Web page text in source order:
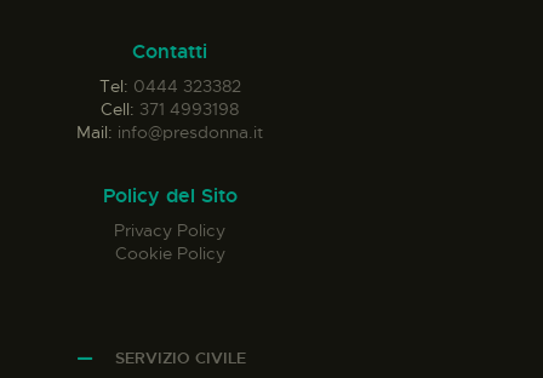
Contatti
Tel: 0444 323382
Cell: 371 4993198
Mail: info@presdonna.it
Policy del Sito
Privacy Policy
Cookie Policy
SERVIZIO CIVILE